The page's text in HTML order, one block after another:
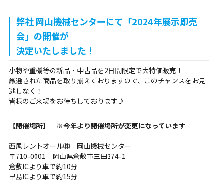
弊社 岡山機械センターにて「2024年展示即売
会」の開催が
決定いたしました！
小物や重機等の新品・中古品を2日間限定で大特価販売！
厳選された商品を取り揃えておりますので、このチャンスをお見
逃しなく！
皆様のご来場をお待ちしております♪
【開催場所】 ※今年より開催場所が変更になっています
西尾レントオール㈱ 岡山機械センター
〒710-0001 岡山県倉敷市三田274-1
倉敷ICより車で約10分
早島ICより車で約15分